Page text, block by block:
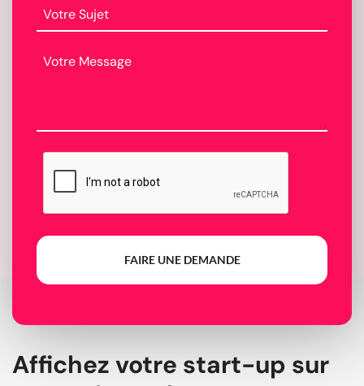
FAIRE UNE DEMANDE
Affichez votre start-up sur